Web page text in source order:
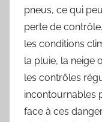
pneus, ce qui
perte de
les conditions
la pluie, la neige
les contrôles
incontournables
face à ces